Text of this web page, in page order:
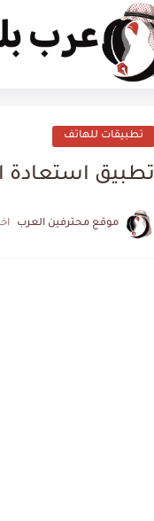
تطبيقات للهاتف
تطبيق استعادة
موقع محترفين العرب